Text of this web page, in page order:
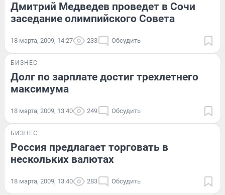
Дмитрий Медведев проведет в Сочи
заседание олимпийского Совета
18 марта, 2009, 14:27 233 Обсудить
БИЗНЕС
Долг по зарплате достиг трехлетнего
максимума
18 марта, 2009, 13:40 249 Обсудить
БИЗНЕС
Россия предлагает торговать в
нескольких валютах
18 марта, 2009, 13:40 283 Обсудить